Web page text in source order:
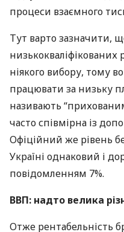
процеси взаємного
Тут варто зазначити,
низькокваліфікованих
ніякого вибору, тому
працювати за низьку
називають
часто співмірна із
Офіційний же рівень
Україні однаковий і
повідомленням 7%.
ВВП: надто велика
Отже рентабельність